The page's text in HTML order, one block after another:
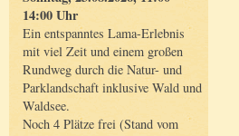
14:00 Uhr
Ein entspanntes Lama-Erlebnis
mit viel Zeit und einem großen
Rundweg durch die Natur- und
Parklandschaft inklusive Wald und
Waldsee.
Noch 4 Plätze frei (Stand vom